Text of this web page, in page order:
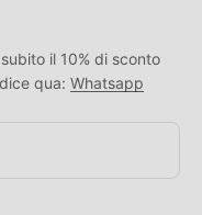
il 10% di sconto
qua: Whatsapp